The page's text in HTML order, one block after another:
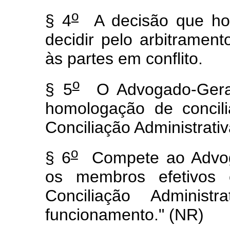
§ 4o A decisão que
decidir pelo
às partes em conflito.
§ 5oO Advogado-
homologação de
Conciliação
§ 6oCompete ao
os membros
Conciliação
funcionamento." (NR)